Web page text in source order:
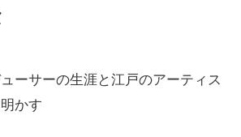
ーサーの生涯と江戸のアーティス
かす